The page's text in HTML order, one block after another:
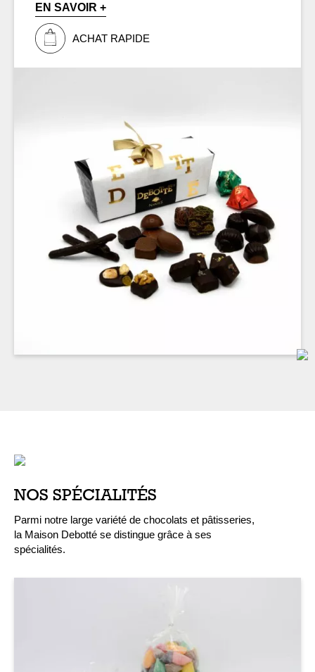
EN SAVOIR +
ACHAT RAPIDE
NOS SPÉCIALITÉS
Parmi notre large variété de chocolats et pâtisseries,
la Maison Debotté se distingue grâce à ses
spécialités.